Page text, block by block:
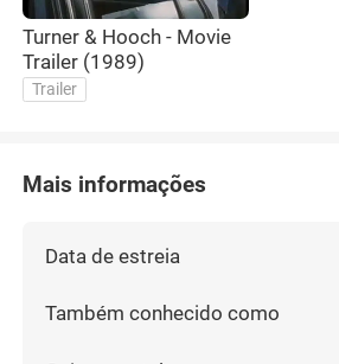
Turner & Hooch - Movie
Trailer (1989)
Trailer
Mais informações
Data de estreia
Também conhecido como